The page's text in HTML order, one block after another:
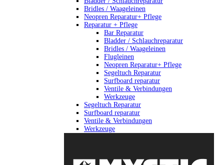
Bridles / Waageleinen
Neopren Reparatur+ Pflege
Reparatur + Pflege
Bar Reparatur
Bladder / Schlauchreparatur
Bridles / Waageleinen
Flugleinen
Neopren Reparatur+ Pflege
Segeltuch Reparatur
Surfboard reparatur
Ventile & Verbindungen
Werkzeuge
Segeltuch Reparatur
Surfboard reparatur
Ventile & Verbindungen
Werkzeuge